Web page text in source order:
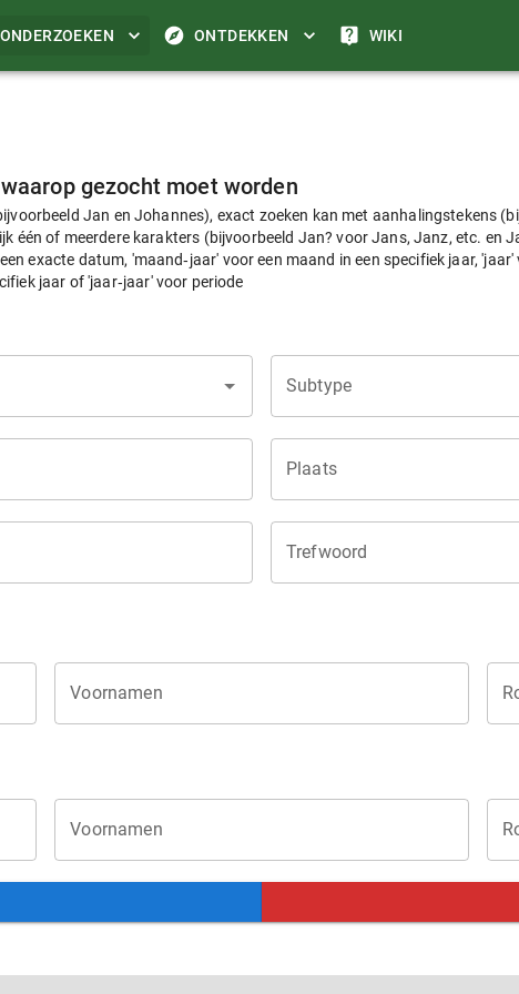
ONDERZOEKEN ONTDEKKEN WIKI
gezocht moet worden
Jan en Johannes), exact zoeken kan met aanhalingstekens
één of meerdere karakters (bijvoorbeeld Jan? voor Jans, Janz, etc. en
exacte datum, 'maand‑jaar' voor een maand in een specifiek jaar,
jaar of 'jaar‑jaar' voor periode
Subtype
Plaats
Trefwoord
Voornamen
Voornamen